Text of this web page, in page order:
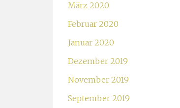
März 2020
Februar 2020
Januar 2020
Dezember 2019
November 2019
September 2019